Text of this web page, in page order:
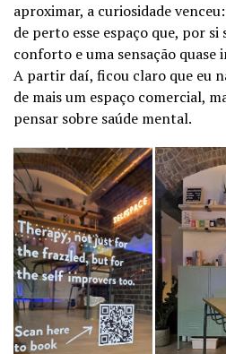
aproximar, a curiosidade
de perto esse espaço que, por
conforto e uma sensação quase
A partir daí, ficou claro que eu
de mais um espaço comercial,
pensar sobre saúde mental.